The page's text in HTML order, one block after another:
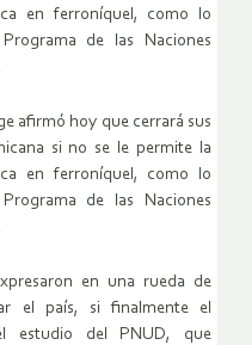
en ferroníquel, como lo
de las Naciones
afirmó hoy que cerrará sus
si no se le permite la
en ferroníquel, como lo
de las Naciones
en una rueda de
el país, si finalmente el
estudio del PNUD, que